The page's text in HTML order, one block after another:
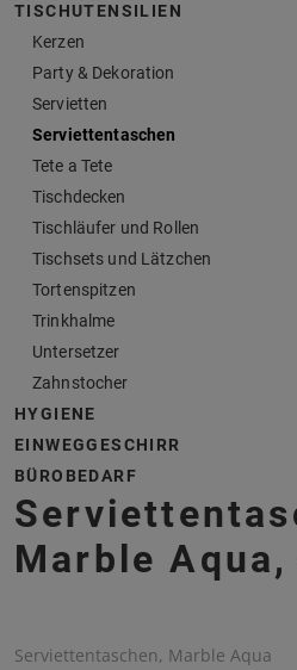
TISCHUTENSILIEN
Kerzen
Party & Dekoration
Servietten
Serviettentaschen
Tete a Tete
Tischdecken
Tischläufer und Rollen
Tischsets und Lätzchen
Tortenspitzen
Trinkhalme
Untersetzer
Zahnstocher
HYGIENE
EINWEGGESCHIRR
BÜROBEDARF
Marble
Serviettentaschen, Marble Aqua